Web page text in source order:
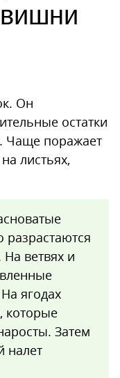
Он
остатки
Чаще поражает
листьях,
разрастаются
На ветвях и
ягодах
которые
Затем
налет